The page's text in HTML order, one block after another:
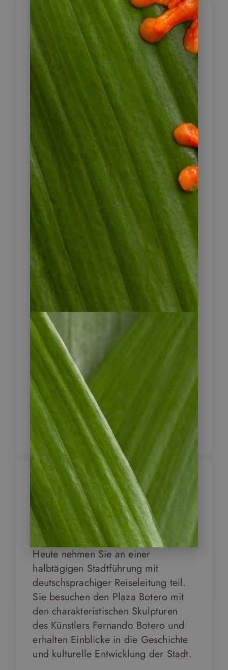
Fahrt nach Medellín
– Ankommen in der
Stadt des Wandels
Heute setzen Sie Ihre Reise fort und
fahren nach Medellín. Die Strecke
führt durch bergiges Gelände, bevor
sich das Aburrá-Tal öffnet, in dem
die Stadt liegt. Nach der Ankunft
geben Sie den Mietwagen ab und
beziehen Ihr Hotel.
Medellín hat in den vergangenen
Jahrzehnten einen tiefgreifenden
Wandel erlebt: Einst eine der
gefährlichsten Städte der Welt haben
Investitionen in Bildung, Infrastruktur
und öffentlichen Nahverkehr das
Stadtbild nachhaltig verändert.
Moderne Metro- und
Seilbahnsysteme verbinden heute die
Stadtteile. Aufgrund des milden
Klimas wird Medellín auch als „Stadt
des ewigen Frühlings“ bezeichnet.
Fahrzeit: 230 km / 5 Stunden
2 x Hotel NH Royal Medellin,
Standardzimmer
Inklusive Frühstück
Medellín –
Stadtbesichtigung
und urbane
Transformation
Heute nehmen Sie an einer
halbtägigen Stadtführung mit
deutschsprachiger Reiseleitung teil.
Sie besuchen den Plaza Botero mit
den charakteristischen Skulpturen
des Künstlers Fernando Botero und
erhalten Einblicke in die Geschichte
und kulturelle Entwicklung der Stadt.